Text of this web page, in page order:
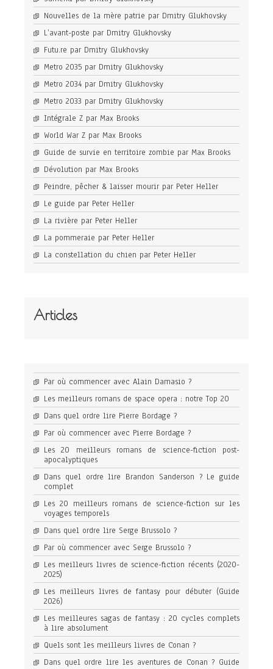
Nouvelles de la mère patrie par Dmitry Glukhovsky
L’avant-poste par Dmitry Glukhovsky
Futu.re par Dmitry Glukhovsky
Metro 2035 par Dmitry Glukhovsky
Metro 2034 par Dmitry Glukhovsky
Metro 2033 par Dmitry Glukhovsky
Intégrale Z par Max Brooks
World War Z par Max Brooks
Guide de survie en territoire zombie par Max Brooks
Dévolution par Max Brooks
Peindre, pêcher & laisser mourir par Peter Heller
Le guide par Peter Heller
La rivière par Peter Heller
La pommeraie par Peter Heller
La constellation du chien par Peter Heller
Articles
Par où commencer avec Alain Damasio ?
Les meilleurs romans de space opera : notre Top 20
Dans quel ordre lire Pierre Bordage ?
Par où commencer avec Pierre Bordage ?
Les 20 meilleurs romans de science-fiction post-
apocalyptiques
Dans quel ordre lire Brandon Sanderson ? Le guide
complet
Les 20 meilleurs romans de science-fiction sur les
voyages temporels
Dans quel ordre lire Serge Brussolo ?
Par où commencer avec Serge Brussolo ?
Les meilleurs livres de science-fiction récents (2020-
2025)
Les meilleurs livres de fantasy pour débuter (Guide
2026)
Les meilleures sagas de fantasy : 20 cycles complets
à lire absolument
Quels sont les meilleurs livres de Conan ?
Dans quel ordre lire les aventures de Conan ? Guide